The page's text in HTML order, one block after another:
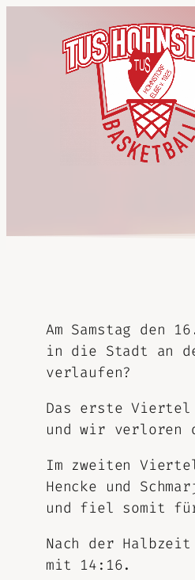
Am Samstag den
in die Stadt an
verlaufen?
Das erste Viertel
und wir verloren
Im zweiten
Hencke und
und fiel somit für
Nach der
mit 14:16.